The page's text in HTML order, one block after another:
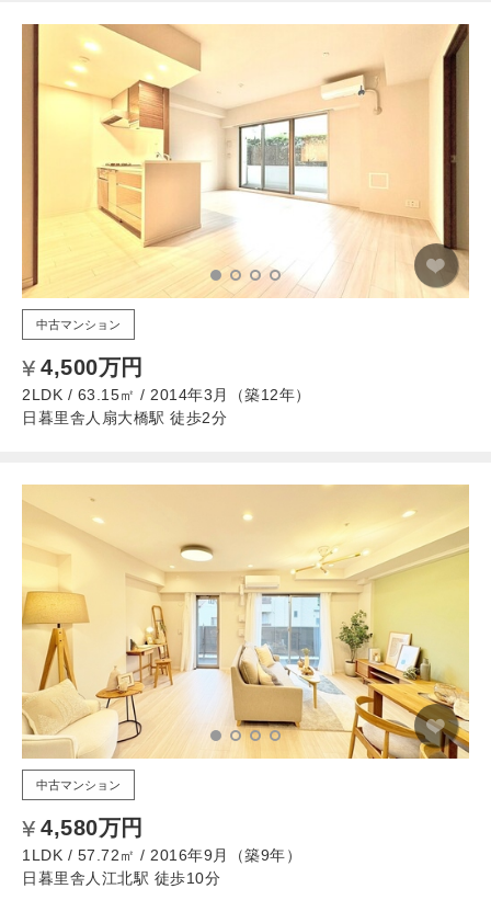
中古マンション
4,500万円
2LDK / 63.15㎡ / 2014年3月（築12年）
日暮里舎人扇大橋駅 徒歩2分
中古マンション
4,580万円
1LDK / 57.72㎡ / 2016年9月（築9年）
日暮里舎人江北駅 徒歩10分